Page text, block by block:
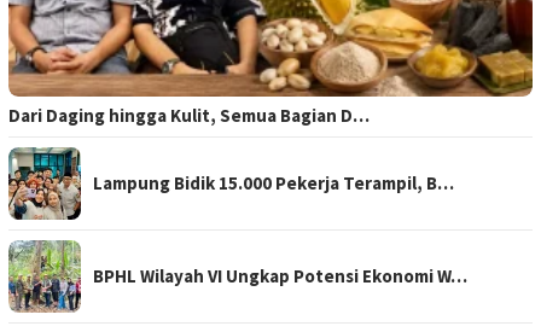
Dari Daging hingga Kulit, Semua Bagian D…
Lampung Bidik 15.000 Pekerja Terampil, B…
BPHL Wilayah VI Ungkap Potensi Ekonomi W…